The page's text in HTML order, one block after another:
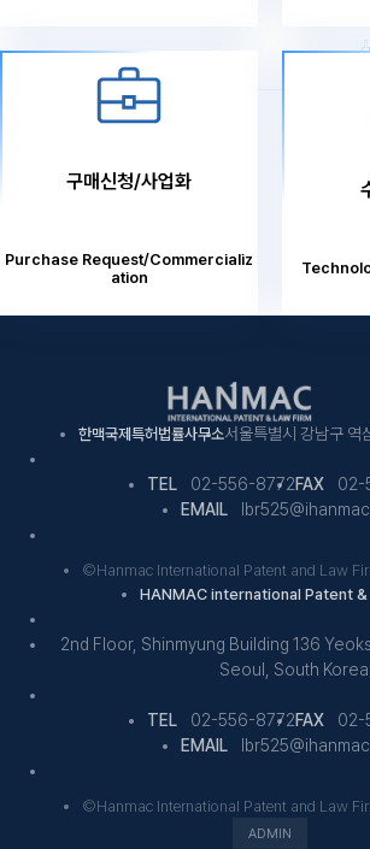
구매신청/사업화
Purchase Request/Commercializ
ation
한맥국제특허법률사무소서울특별시 강남구 역
TEL 02-556-8772FAX
02-
EMAIL
©Hanmac International Patent and Law
HANMAC international Patent
2nd Floor, Shinmyung Building 136
Seoul, South Korea
TEL 02-556-8772FAX
02-
EMAIL
©Hanmac International Patent and Law
ADMIN